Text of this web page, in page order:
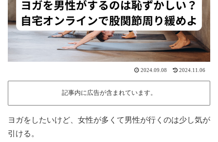
2024.09.08 2024.11.06
記事内に広告が含まれています。
ヨガをしたいけど、女性が多くて男性が行くのは少し気が
引ける。